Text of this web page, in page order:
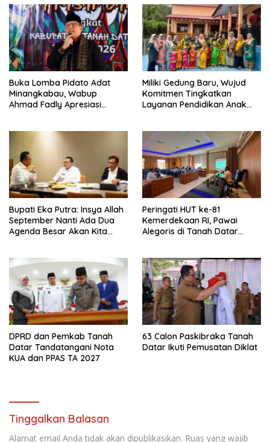
Buka Lomba Pidato Adat
Minangkabau, Wabup
Ahmad Fadly Apresiasi
Miliki Gedung Baru, Wujud
Komitmen Tingkatkan
Layanan Pendidikan Anak
Bupati Eka Putra: Insya Allah
September Nanti Ada Dua
Agenda Besar Akan Kita
Peringati HUT ke-81
Kemerdekaan RI, Pawai
Alegoris di Tanah Datar
DPRD dan Pemkab Tanah
Datar Tandatangani Nota
KUA dan PPAS TA 2027
63 Calon Paskibraka Tanah
Datar Ikuti Pemusatan Diklat
Tinggalkan Balasan
Alamat email Anda tidak akan dipublikasikan. Ruas yang wajib